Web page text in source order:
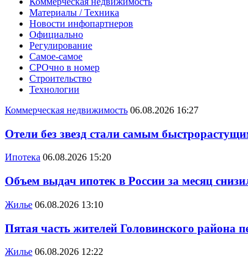
Материалы / Техника
Новости инфопартнеров
Официально
Регулирование
Самое-самое
СРОчно в номер
Строительство
Технологии
Коммерческая недвижимость 06.08.2026 16:27
Отели без звезд стали самым
Ипотека 06.08.2026 15:20
Объем выдач ипотек в России за месяц
Жилье 06.08.2026 13:10
Пятая часть жителей Головинского района
Жилье 06.08.2026 12:22